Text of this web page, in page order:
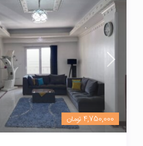
4,750,000 تومان